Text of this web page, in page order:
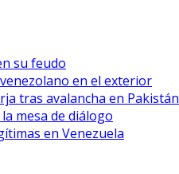
su feudo
en el exterior
tras avalancha en Pakistán
mesa de diálogo
en Venezuela